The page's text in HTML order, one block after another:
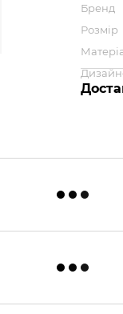
Бренд
Розмір